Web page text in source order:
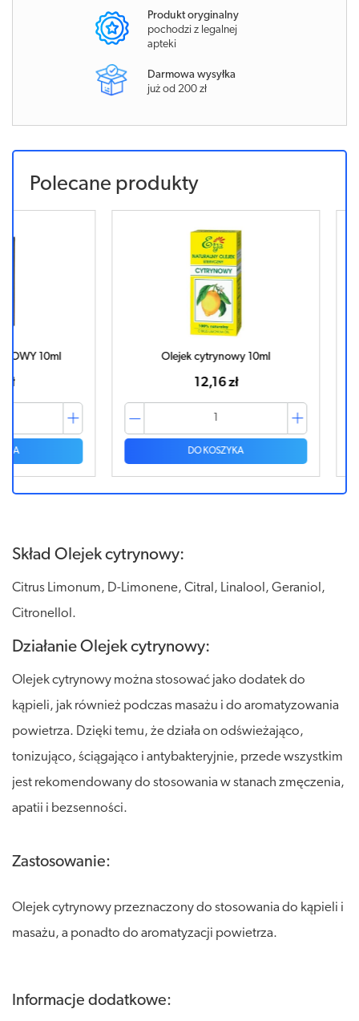
Produkt oryginalny
pochodzi z legalnej
apteki
Darmowa wysyłka
już od 200 zł
Polecane produkty
Olejek cytrynowy 10ml
DO KOSZYKA
Skład Olejek cytrynowy:
Citrus Limonum, D-Limonene, Citral, Linalool, Geraniol,
Citronellol.
Działanie Olejek cytrynowy:
Olejek cytrynowy można stosować jako dodatek do
kąpieli, jak również podczas masażu i do aromatyzowania
powietrza. Dzięki temu, że działa on odświeżająco,
tonizująco, ściągająco i antybakteryjnie, przede wszystkim
jest rekomendowany do stosowania w stanach zmęczenia,
apatii i bezsenności.
Zastosowanie:
Olejek cytrynowy przeznaczony do stosowania do kąpieli i
masażu, a ponadto do aromatyzacji powietrza.
Informacje dodatkowe: